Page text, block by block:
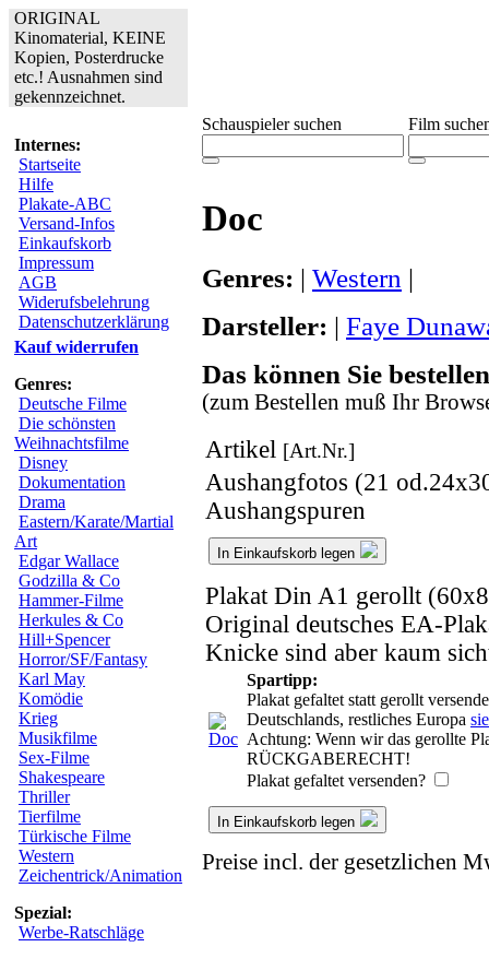
ORIGINAL
Kinomaterial, KEINE
Kopien, Posterdrucke
etc.! Ausnahmen sind
gekennzeichnet.
Internes:
Startseite
Hilfe
Plakate-ABC
Versand-Infos
Einkaufskorb
Impressum
AGB
Widerufsbelehrung
Datenschutzerklärung
Kauf widerrufen
Genres:
Deutsche Filme
Die schönsten
Weihnachtsfilme
Disney
Dokumentation
Drama
Eastern/Karate/Martial
Art
Edgar Wallace
Godzilla & Co
Hammer-Filme
Herkules & Co
Hill+Spencer
Horror/SF/Fantasy
Karl May
Komödie
Krieg
Musikfilme
Sex-Filme
Shakespeare
Thriller
Tierfilme
Türkische Filme
Western
Zeichentrick/Animation
Spezial:
Werbe-Ratschläge
Schauspieler suchen Film
Doc
Genres: | Western |
Darsteller: | Faye
Das können Sie
(zum Bestellen muß Ihr
Artikel [Art.Nr.]
Aushangfotos (21
Aushangspuren
In Einkaufskorb legen
Plakat Din A1 gerollt
Original deutsches EA-
Knicke sind aber kaum
Spartipp:
Plakat gefaltet statt gerollt
Deutschlands, restliches Europa
Achtung: Wenn wir das gerollte
RÜCKGABERECHT!
Plakat gefaltet versenden?
In Einkaufskorb legen
Preise incl. der gesetzlichen